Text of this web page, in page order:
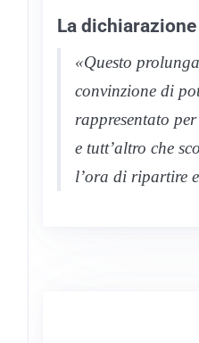
La
«Questo
convinzione di
rappresentato
e tutt’altro che
l’ora di ripartire